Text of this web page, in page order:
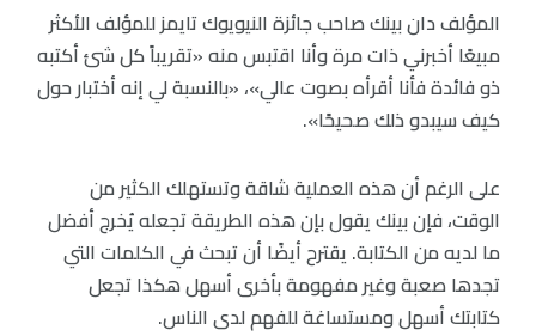
المؤلف دان بينك صاحب جائزة النيويوك تايمز للمؤلف الأكثر
مبيعًا أخبرني ذات مرة وأنا اقتبس منه «تقريباً كل شئ أكتبه
ذو فائدة فأنا أقرأه بصوت عالي»، «بالنسبة لي إنه أختبار حول
كيف سيبدو ذلك صحيحًا».
على الرغم أن هذه العملية شاقة وتستهلك الكثير من
الوقت، فإن بينك يقول بإن هذه الطريقة تجعله يُخرج أفضل
ما لديه من الكتابة. يقترح أيضًا أن تبحث في الكلمات التي
تجدها صعبة وغير مفهومة بأخرى أسهل هكذا تجعل
كتابتك أسهل ومستساغة للفهم لدى الناس.